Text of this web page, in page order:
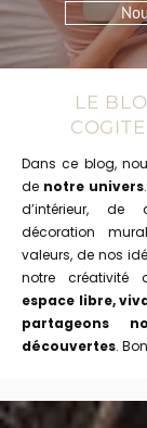
LE
Dans ce blog,
de notre univers
d’intérieur, de
décoration
valeurs, de nos
notre créativité
espace libre,
partageons
découvertes.